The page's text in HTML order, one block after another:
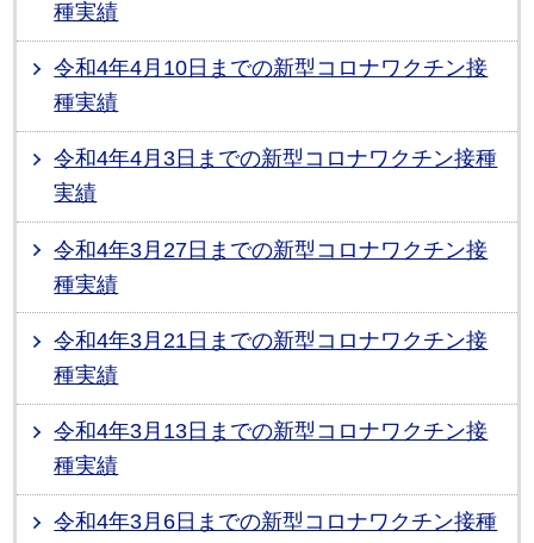
種実績
令和4年4月10日までの新型コロナワクチン接
種実績
令和4年4月3日までの新型コロナワクチン接種
実績
令和4年3月27日までの新型コロナワクチン接
種実績
令和4年3月21日までの新型コロナワクチン接
種実績
令和4年3月13日までの新型コロナワクチン接
種実績
令和4年3月6日までの新型コロナワクチン接種